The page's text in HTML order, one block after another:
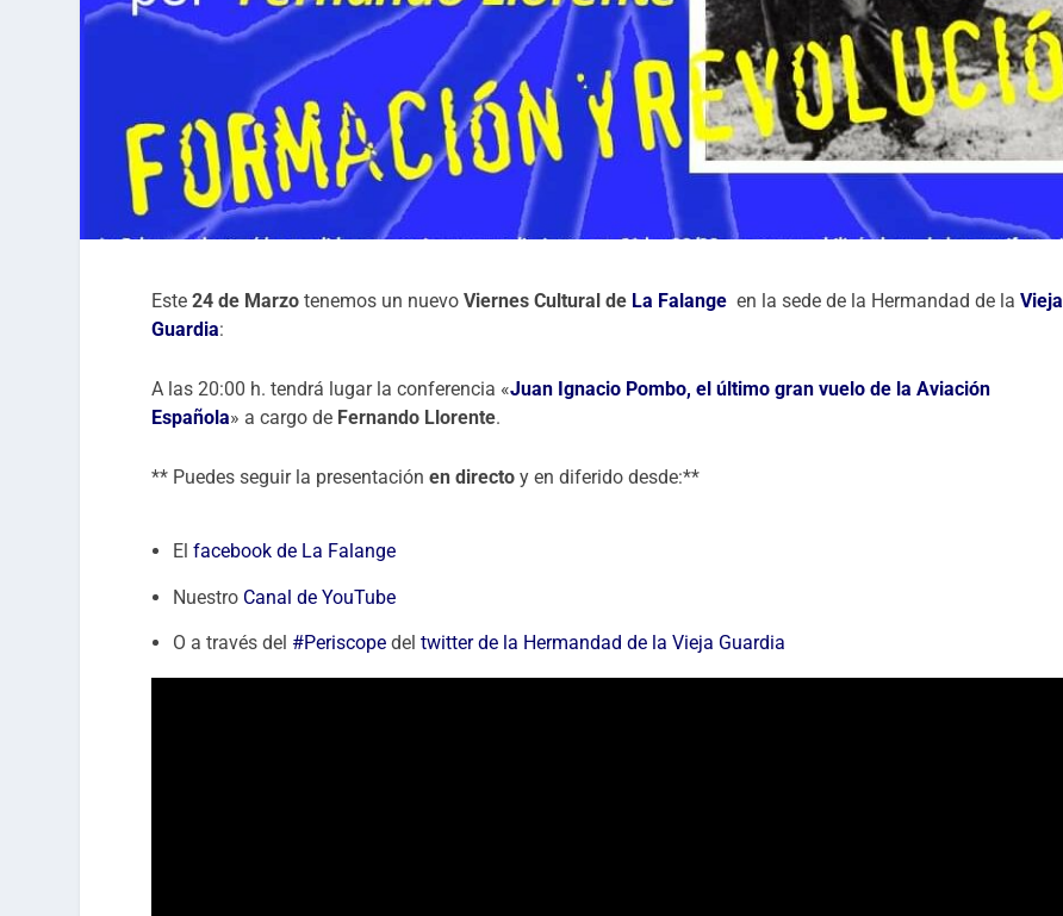
Este 24 de Marzo tenemos un nuevoViernes Cultural de La Falange en la sede de la Hermandad de laVieja
Guardia:
A las 20:00 h. tendrá lugar la conferencia «Juan Ignacio Pombo, el último gran vuelo de la Aviación
Española» a cargo de Fernando Llorente.
** Puedes seguir la presentaciónen directo y en diferido desde:**
Elfacebook de La Falange
Nuestro Canal de YouTube
O a través del #Periscope deltwitter de la Hermandad de la Vieja Guardia